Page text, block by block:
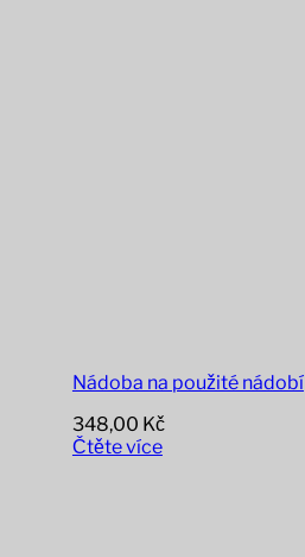
Nádoba na použité nádobí
348,00 Kč
Čtěte více